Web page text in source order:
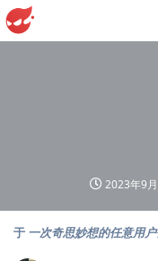
2023年9
于 一次奇思妙想的任意用